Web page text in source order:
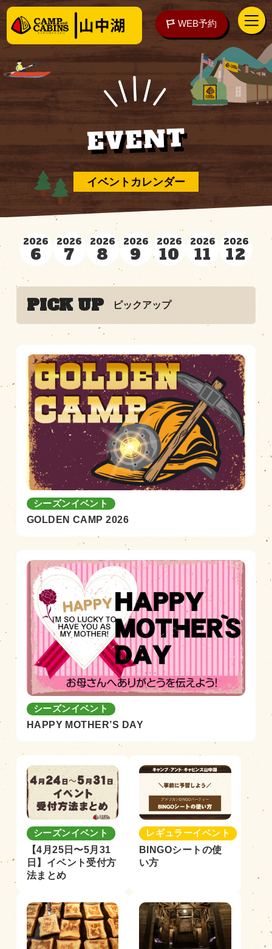
WEB予約
泊まる
楽しむ
ご予約の前に
アクセス WEB予約
営業時間 |お知らせ
イベントカレンダー
EVENT
2026
6
2026
7
2026
8
2026
9
2026
10
2026
11
2026
12
PICK UP ピックアップ
シーズンイベント
GOLDEN CAMP 2026
シーズンイベント
HAPPY MOTHER’S DAY
シーズンイベント
【4月25日〜5月31
日】イベント受付方
法まとめ
レギュラーイベント
BINGOシートの使
い方